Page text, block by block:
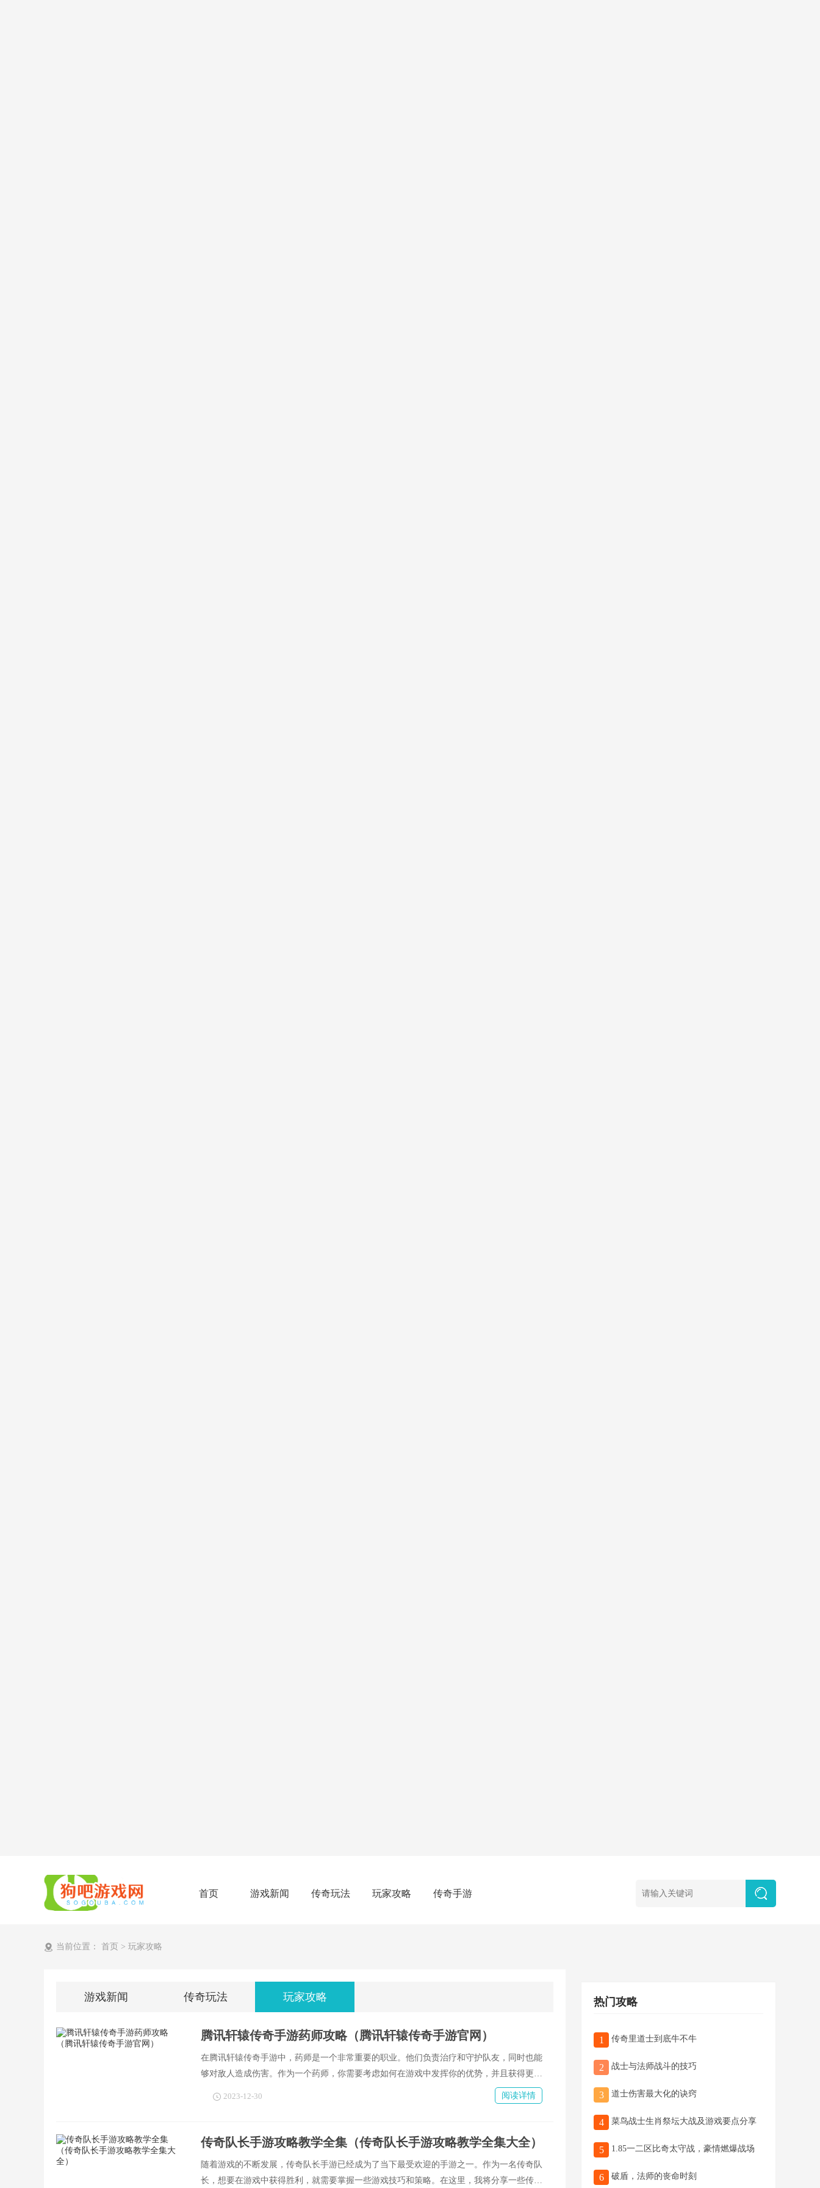
首页 游戏新闻 传奇玩法 玩家攻略 传奇手游
当前位置： 首页 > 玩家攻略
游戏新闻 传奇玩法 玩家攻略
腾讯轩辕传奇手游药师攻略（腾讯轩辕传奇手游官网）
在腾讯轩辕传奇手游中，药师是一个非常重要的职业。他们负责治疗和守护队友，同时也能
够对敌人造成伤害。作为一个药师，你需要考虑如何在游戏中发挥你的优势，并且获得更好
2023-12-30 阅读详情
传奇队长手游攻略教学全集（传奇队长手游攻略教学全集大全）
随着游戏的不断发展，传奇队长手游已经成为了当下最受欢迎的手游之一。作为一名传奇队
长，想要在游戏中获得胜利，就需要掌握一些游戏技巧和策略。在这里，我将分享一些传奇
热门攻略
1 传奇里道士到底牛不牛
2 战士与法师战斗的技巧
3 道士伤害最大化的诀窍
4 菜鸟战士生肖祭坛大战及游戏要点分享
5 1.85一二区比奇太守战，豪情燃爆战场
6 破盾，法师的丧命时刻